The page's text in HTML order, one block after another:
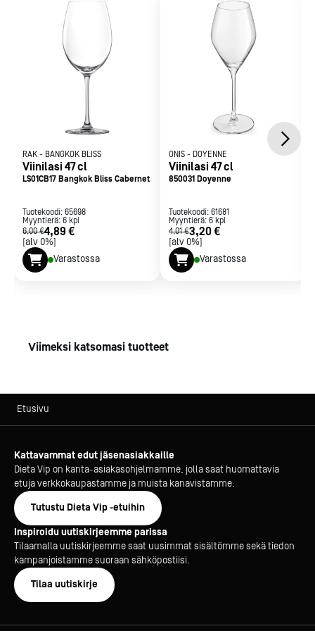
RAK - BANGKOK BLISS
Viinilasi 47 cl
LS01CB17 Bangkok Bliss Cabernet
Tuotekoodi: 65698
Myyntierä: 6 kpl
6,00 €4,89 €
[alv 0%]
Varastossa
ONIS - DOYENNE
Viinilasi 47 cl
850031 Doyenne
Tuotekoodi: 61681
Myyntierä: 6 kpl
4,01 €3,20 €
[alv 0%]
Varastossa
Viimeksi katsomasi tuotteet
Etusivu
Kattavammat edut jäsenasiakkaille
Dieta Vip on kanta-asiakasohjelmamme, jolla saat huomattavia
etuja verkkokaupastamme ja muista kanavistamme.
Tutustu Dieta Vip -etuihin
Inspiroidu uutiskirjeemme parissa
Tilaamalla uutiskirjeemme saat uusimmat sisältömme sekä tiedon
kampanjoistamme suoraan sähköpostiisi.
Tilaa uutiskirje